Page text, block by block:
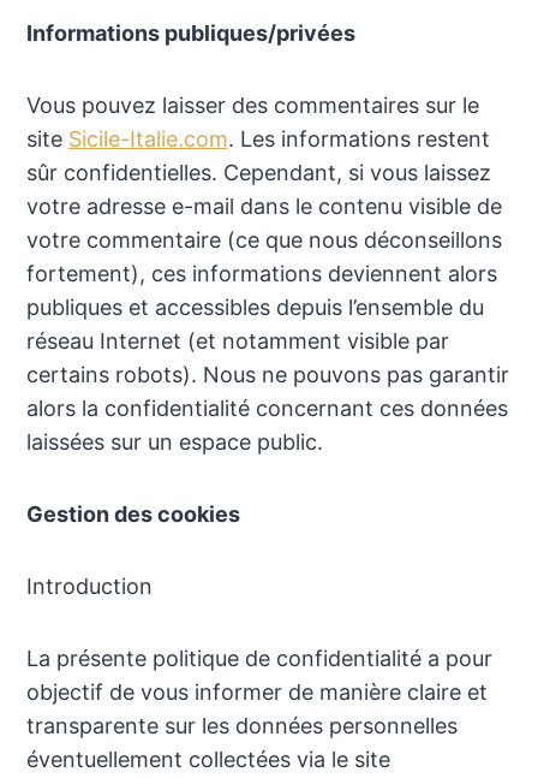
Informations publiques/privées
Vous pouvez laisser des commentaires sur le
site Sicile-Italie.com. Les informations restent
sûr confidentielles. Cependant, si vous laissez
votre adresse e-mail dans le contenu visible de
votre commentaire (ce que nous déconseillons
fortement), ces informations deviennent alors
publiques et accessibles depuis l’ensemble du
réseau Internet (et notamment visible par
certains robots). Nous ne pouvons pas garantir
alors la confidentialité concernant ces données
laissées sur un espace public.
Gestion des cookies
Introduction
La présente politique de confidentialité a pour
objectif de vous informer de manière claire et
transparente sur les données personnelles
éventuellement collectées via le site